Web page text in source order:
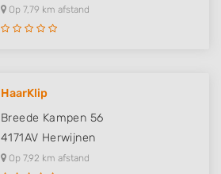
Op 7,79 km afstand
HaarKlip
Breede Kampen 56
4171AV Herwijnen
Op 7,92 km afstand